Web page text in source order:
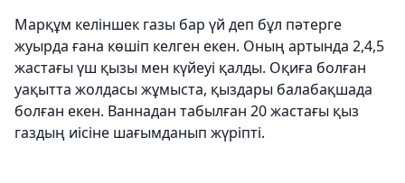
Марқұм келіншек газы бар үй деп бұл пәтерге
жуырда ғана көшіп келген екен. Оның артында 2,4,5
жастағы үш қызы мен күйеуі қалды. Оқиға болған
уақытта жолдасы жұмыста, қыздары балабақшада
болған екен. Ваннадан табылған 20 жастағы қыз
газдың иісіне шағымданып жүріпті.